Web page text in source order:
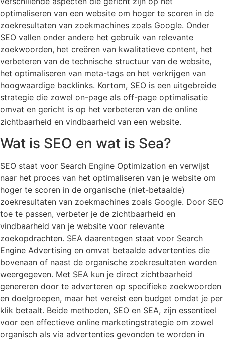
optimaliseren van een website om hoger te scoren in de
zoekresultaten van zoekmachines zoals Google. Onder
SEO vallen onder andere het gebruik van relevante
zoekwoorden, het creëren van kwalitatieve content, het
verbeteren van de technische structuur van de website,
het optimaliseren van meta-tags en het verkrijgen van
hoogwaardige backlinks. Kortom, SEO is een uitgebreide
strategie die zowel on-page als off-page optimalisatie
omvat en gericht is op het verbeteren van de online
zichtbaarheid en vindbaarheid van een website.
Wat is SEO en wat is Sea?
SEO staat voor Search Engine Optimization en verwijst
naar het proces van het optimaliseren van je website om
hoger te scoren in de organische (niet-betaalde)
zoekresultaten van zoekmachines zoals Google. Door SEO
toe te passen, verbeter je de zichtbaarheid en
vindbaarheid van je website voor relevante
zoekopdrachten. SEA daarentegen staat voor Search
Engine Advertising en omvat betaalde advertenties die
bovenaan of naast de organische zoekresultaten worden
weergegeven. Met SEA kun je direct zichtbaarheid
genereren door te adverteren op specifieke zoekwoorden
en doelgroepen, maar het vereist een budget omdat je per
klik betaalt. Beide methoden, SEO en SEA, zijn essentieel
voor een effectieve online marketingstrategie om zowel
organisch als via advertenties gevonden te worden in